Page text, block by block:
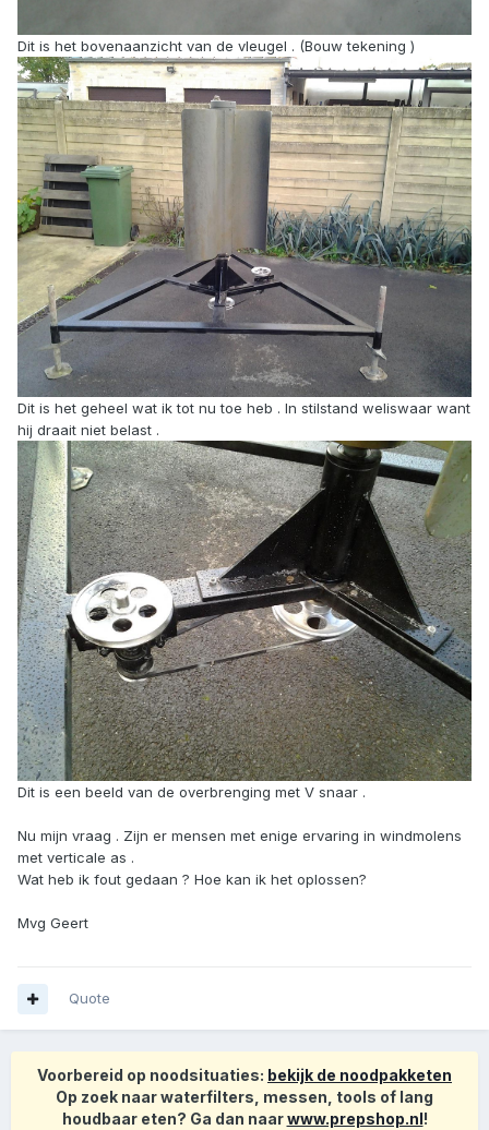
Dit is het bovenaanzicht van de vleugel . (Bouw tekening )
Dit is het geheel wat ik tot nu toe heb . In stilstand weliswaar want
hij draait niet belast .
Dit is een beeld van de overbrenging met V snaar .
Nu mijn vraag . Zijn er mensen met enige ervaring in windmolens
met verticale as .
Wat heb ik fout gedaan ? Hoe kan ik het oplossen?
Mvg Geert
Quote
Voorbereid op noodsituaties: bekijk de noodpakketen
Op zoek naar waterfilters, messen, tools of lang
houdbaar eten? Ga dan naarwww.prepshop.nl!